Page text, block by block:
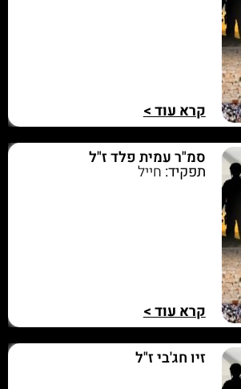
קרא עוד >
סמ"ר עמית פלד ז"ל
תפקיד: חייל
קרא עוד >
זיו חג'בי ז"ל